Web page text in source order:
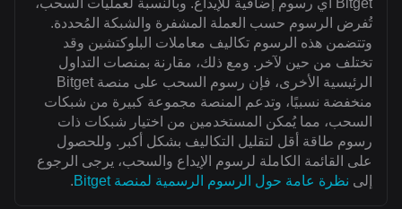
تُفرض الرسوم حسب العملة المشفرة والشبكة المُحددة.
وتتضمن هذه الرسوم تكاليف معاملات البلوكتشين وقد
تختلف من حين لآخر. ومع ذلك، مقارنة بمنصات التداول
الرئيسية الأخرى، فإن رسوم السحب على منصة Bitget
منخفضة نسبيًا، وتدعم المنصة مجموعة كبيرة من شبكات
السحب، مما يُمكن المستخدمين من اختيار شبكات ذات
رسوم طاقة أقل لتقليل التكاليف بشكل أكبر. وللحصول
على القائمة الكاملة لرسوم الإيداع والسحب، يرجى الرجوع
إلى نظرة عامة حول الرسوم الرسمية لمنصة Bitget .